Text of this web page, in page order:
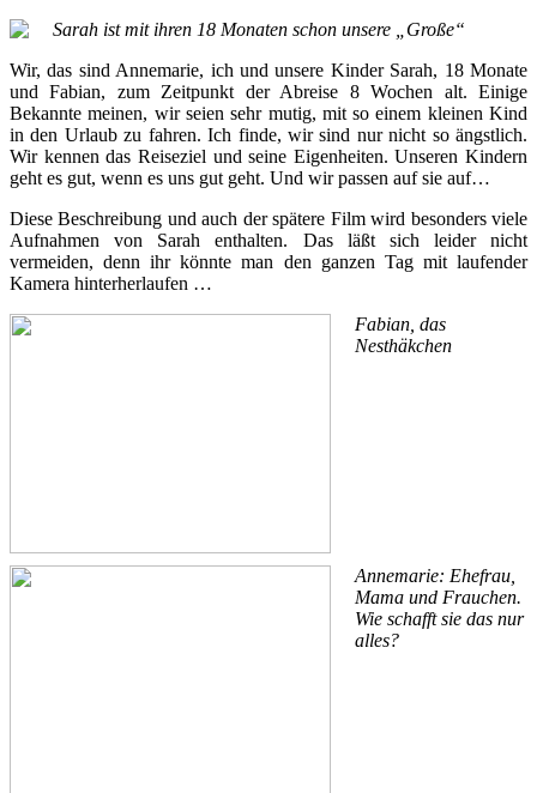
Sarah ist mit ihren 18 Monaten schon unsere „Große“
Wir, das sind Annemarie, ich und unsere Kinder Sarah, 18 Monate
und Fabian, zum Zeitpunkt der Abreise 8 Wochen alt. Einige
Bekannte meinen, wir seien sehr mutig, mit so einem kleinen Kind
in den Urlaub zu fahren. Ich finde, wir sind nur nicht so ängstlich.
Wir kennen das Reiseziel und seine Eigenheiten. Unseren Kindern
geht es gut, wenn es uns gut geht. Und wir passen auf sie auf…
Diese Beschreibung und auch der spätere Film wird besonders viele
Aufnahmen von Sarah enthalten. Das läßt sich leider nicht
vermeiden, denn ihr könnte man den ganzen Tag mit laufender
Kamera hinterherlaufen …
Fabian, das
Nesthäkchen
Annemarie: Ehefrau,
Mama und Frauchen.
Wie schafft sie das nur
alles?